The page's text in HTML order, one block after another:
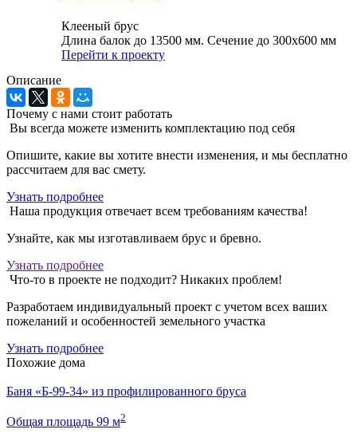
Клееный брус
Длина балок до 13500 мм. Сечение до 300х600 мм
Перейти к проекту
Описание
Почему с нами стоит работать
Вы всегда можете изменить комплектацию под себя
Опишите, какие вы хотите внести изменения, и мы бесплатно
рассчитаем для вас смету.
Узнать подробнее
Наша продукция отвечает всем требованиям качества!
Узнайте, как мы изготавливаем брус и бревно.
Узнать подробнее
Что-то в проекте не подходит? Никаких проблем!
Разработаем индивидуальный проект с учетом всех ваших
пожеланий и особенностей земельного участка
Узнать подробнее
Похожие дома
Баня «Б-99-34» из профилированного бруса
Общая площадь 99 м2